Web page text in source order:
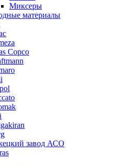
Миксеры
материалы
Copco
завод АСО